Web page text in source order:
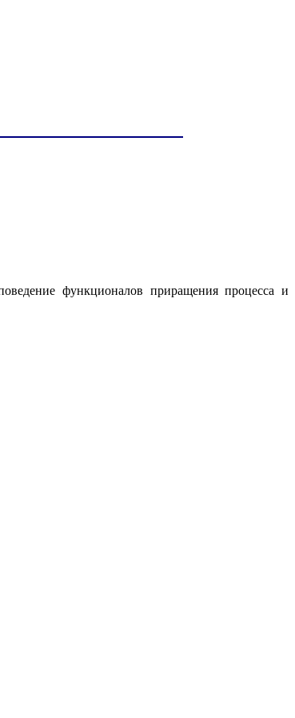
функционалов приращения процесса и